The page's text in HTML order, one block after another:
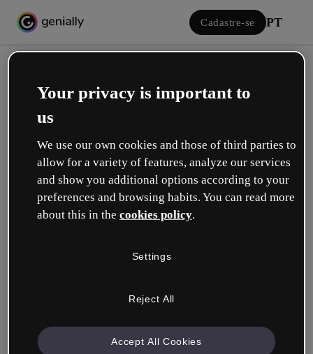
Cadastre-se PT
Iniciar sessão
Inicie sessão com o Google
Your privacy is important to
us
We use our own cookies and those of third parties to
allow for a variety of features, analyze our services
and show you additional options according to your
preferences and browsing habits. You can read more
about this in the cookies policy.
Settings
Reject All
Accept All Cookies